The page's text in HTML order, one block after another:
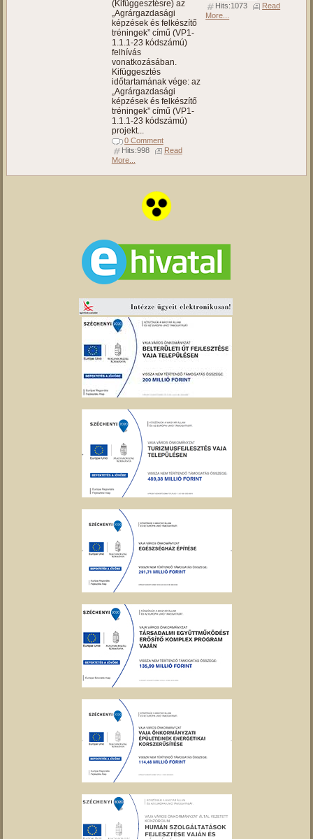
(Kifüggesztésre) az
„Agrárgazdasági
képzések és felkészítő
tréningek” című (VP1-
1.1.1-23 kódszámú)
felhívás
vonatkozásában.
Kifüggesztés
időtartamának vége: az
„Agrárgazdasági
képzések és felkészítő
tréningek” című (VP1-
1.1.1-23 kódszámú)
projekt...
0 Comment
Hits:998
Read
More...
Hits:1073
Read
More...